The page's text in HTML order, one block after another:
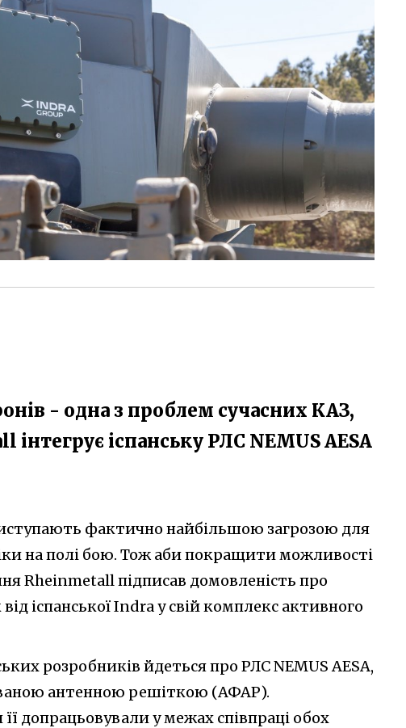
- одна з проблем сучасних КАЗ,
іспанську РЛС NEMUS AESA
фактично найбільшою загрозою для
на полі бою. Тож аби покращити можливості
Rheinmetall підписав домовленість про
іспанської Indra у свій комплекс активного
розробників йдеться про РЛС NEMUS AESA,
антенною решіткою (АФАР).
допрацьовували у межах співпраці обох